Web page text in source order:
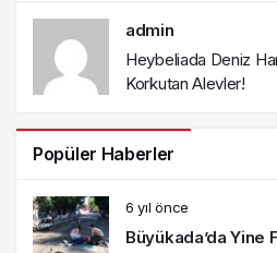
admin
Heybeliada Deniz
Korkutan Alevler!
Popüler Haberler
6 yıl önce
Büyükada’da Yine